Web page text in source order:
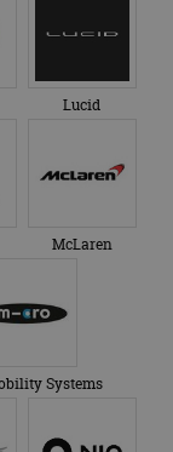
Lucid
McLaren
Systems